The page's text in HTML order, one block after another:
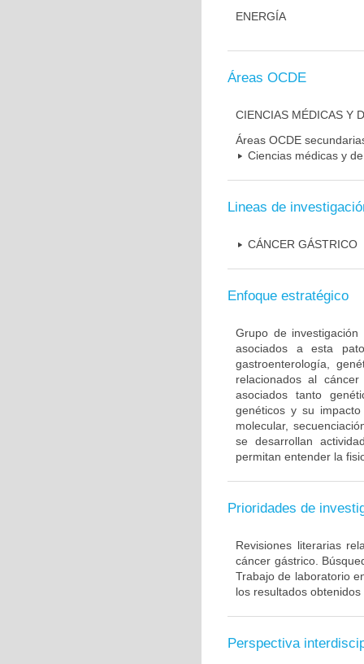
ENERGÍA
Áreas OCDE
CIENCIAS MÉDICAS Y
Áreas OCDE
Ciencias médicas y
Lineas de
CÁNCER GÁSTRICO
Enfoque estratégico
Grupo de
asociados a esta
gastroenterología,
relacionados al
asociados tanto
genéticos y su
molecular,
se desarrollan
permitan entender la
Prioridades de
Revisiones literarias
cáncer gástrico.
Trabajo de laboratorio
los resultados
Perspectiva